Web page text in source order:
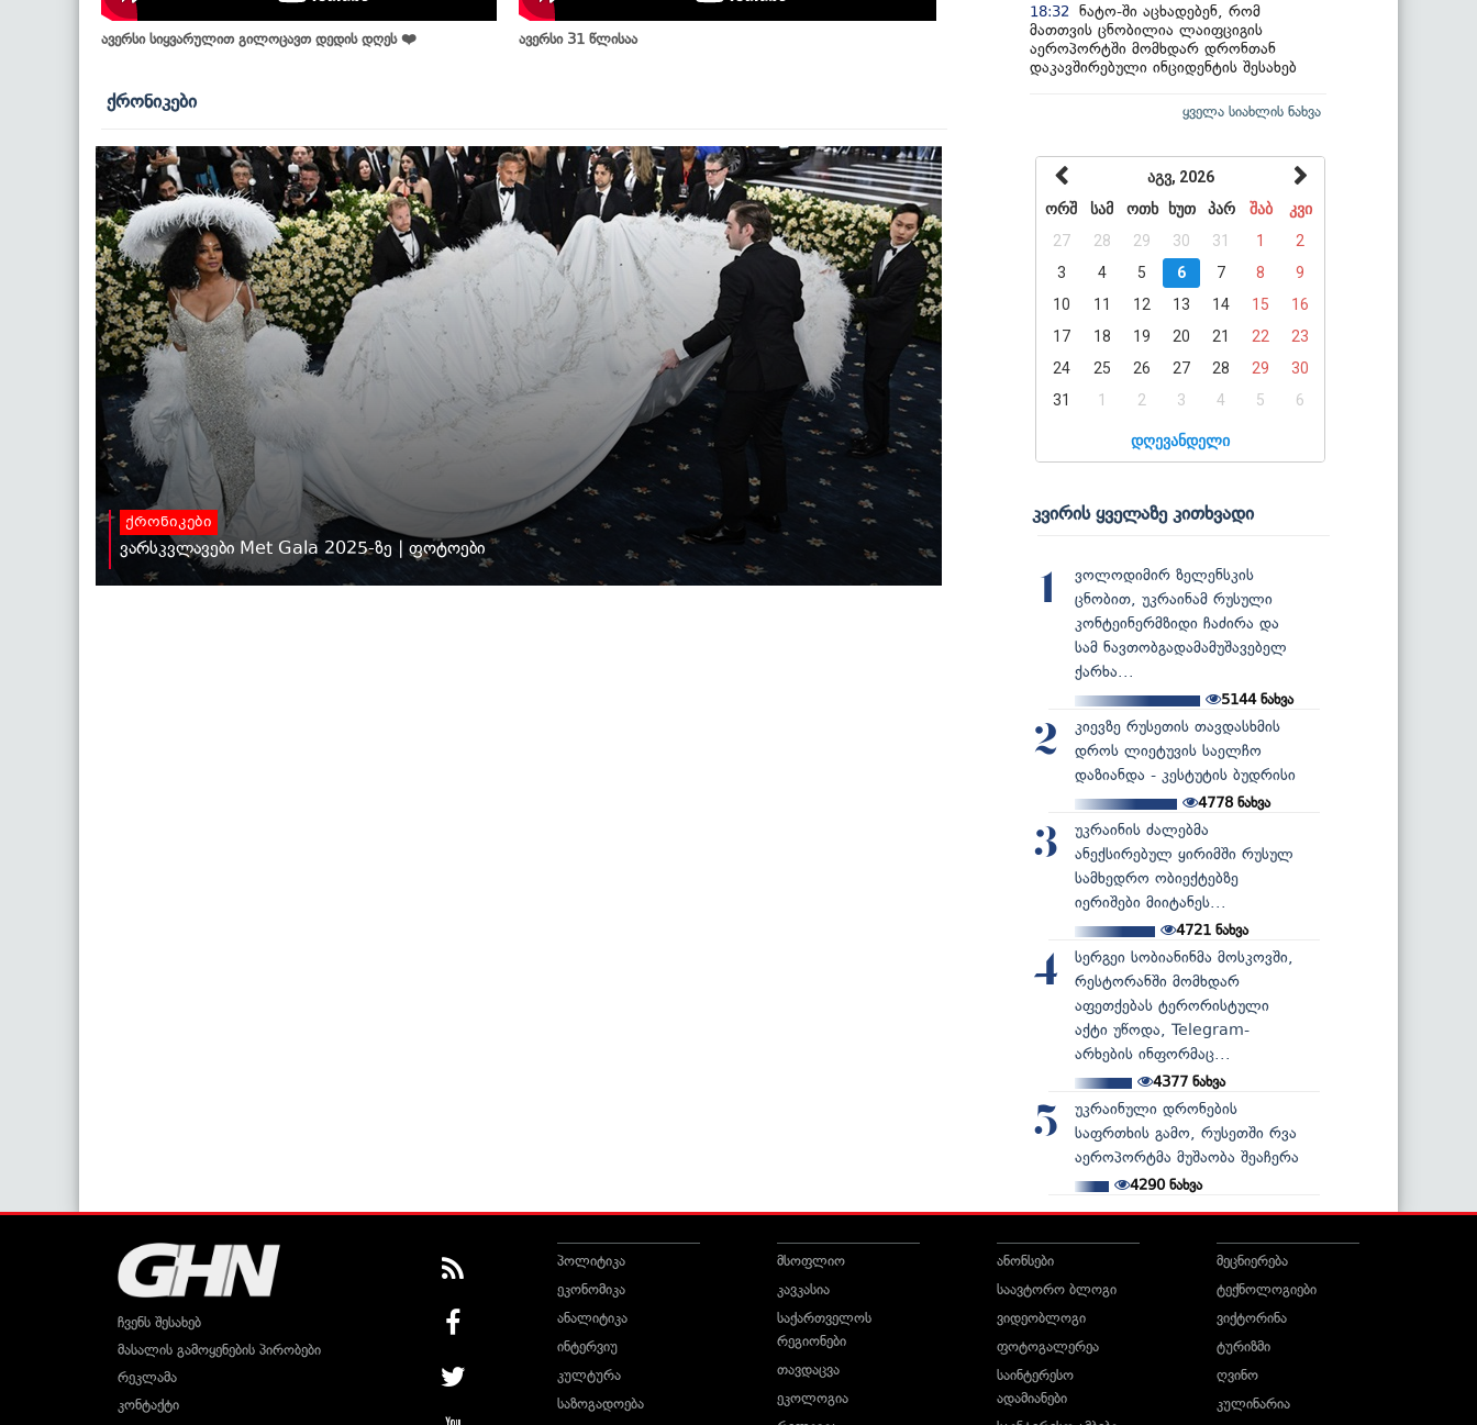
ავერსი სიყვარულით გილოცავთ დედის დღეს ❤️ ავერსი 31 წლისაა
ქრონიკები
ქრონიკები
ვარსკვლავები Met Gala 2025-ზე | ფოტოები
18:32
ნატო-ში აცხადებენ, რომ
მათთვის ცნობილია ლაიფციგის
აეროპორტში მომხდარ დრონთან
დაკავშირებული ინციდენტის შესახებ
ყველა სიახლის ნახვა
აგვ, 2026
ორშ
სამ ოთხ ხუთ პარ შაბ
კვი
27
28 29 30 31 1
2
3
4 5 6 7 8
9
10
11 12 13 14 15
16
17
18 19 20 21 22
23
24
25 26 27 28 29
30
31
1 2 3 4 5 6
დღევანდელი
კვირის ყველაზე კითხვადი
1
ვოლოდიმირ ზელენსკის
ცნობით, უკრაინამ რუსული
კონტეინერმზიდი ჩაძირა და
სამ ნავთობგადამამუშავებელ
ქარხა...
5144ნახვა
2
კიევზე რუსეთის თავდასხმის
დროს ლიეტუვის საელჩო
დაზიანდა - კესტუტის ბუდრისი
4778 ნახვა
3
უკრაინის ძალებმა
ანექსირებულ ყირიმში რუსულ
სამხედრო ობიექტებზე
იერიშები მიიტანეს...
4721ნახვა
4
სერგეი სობიანინმა მოსკოვში,
რესტორანში მომხდარ
აფეთქებას ტერორისტული
აქტი უწოდა, Telegram-
არხების ინფორმაც...
4377ნახვა
5
უკრაინული დრონების
საფრთხის გამო, რუსეთში რვა
აეროპორტმა მუშაობა შეაჩერა
4290ნახვა
ჩვენს შესახებ
მასალის გამოყენების პირობები
რეკლამა
კონტაქტი
პოლიტიკა
ეკონომიკა
ანალიტიკა
ინტერვიუ
კულტურა
საზოგადოება
მსოფლიო
კავკასია
საქართველოს
რეგიონები
თავდაცვა
ეკოლოგია
ანონსები
საავტორო ბლოგი
ვიდეობლოგი
ფოტოგალერეა
საინტერესო
ადამიანები
მეცნიერება
ტექნოლოგიები
ვიქტორინა
ტურიზმი
ღვინო
კულინარია